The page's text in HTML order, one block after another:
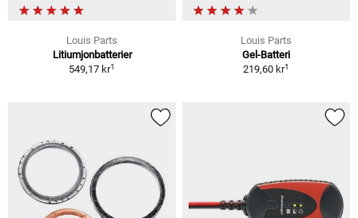
Louis Parts
Litiumjonbatterier
549,17 kr1
Louis Parts
Gel-Batteri
219,60 kr1